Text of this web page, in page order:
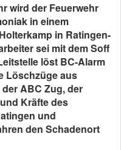
wird der Feuerwehr
in einem
in Ratingen-
sei mit dem Soff
löst BC-Alarm
Löschzüge aus
ABC Zug, der
Kräfte des
und
den Schadenort